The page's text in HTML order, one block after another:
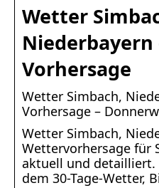
Wetter
Niederbayern
Vorhersage
Wetter Simbach,
Vorhersage –
Wetter Simbach,
Wettervorhersage für
aktuell und detailliert.
dem 30-Tage-Wetter,